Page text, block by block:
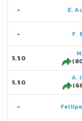
- E.
- F.
5,50
5,50
A.
-